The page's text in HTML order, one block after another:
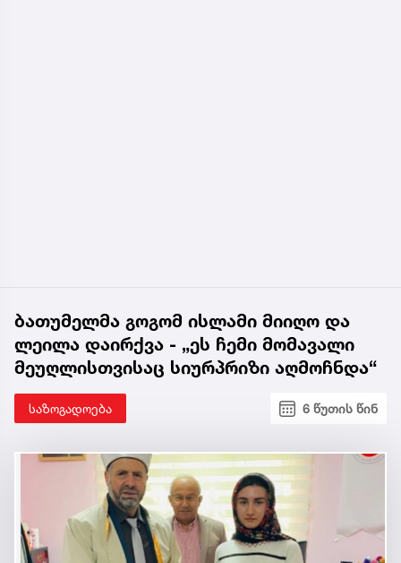
ბათუმელმა გოგომ ისლამი მიიღო და
ლეილა დაირქვა - „ეს ჩემი მომავალი
მეუღლისთვისაც სიურპრიზი აღმოჩნდა“
საზოგადოება 6 წუთის წინ